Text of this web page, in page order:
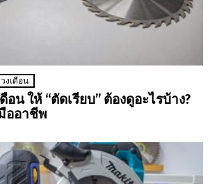
งเดือน
อน ให้ “ตัดเรียบ” ต้องดูอะไรบ้าง?
ออาชีพ